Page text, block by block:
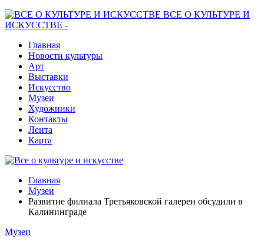
ВСЕ О КУЛЬТУРЕ И
ИСКУССТВЕ -
Главная
Новости культуры
Арт
Выставки
Искусство
Музеи
Художники
Контакты
Лента
Карта
Главная
Музеи
Развитие филиала Третьяковской галереи обсудили в
Калининграде
Музеи